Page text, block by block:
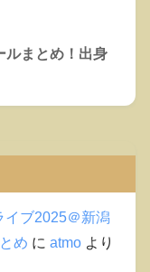
ルまとめ！出身
イブ2025＠新潟
め に atmo より